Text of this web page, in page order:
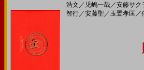
浩文 ／ 児嶋一哉／安藤サク
智行／安藤聖 ／ 玉置孝匡 ／